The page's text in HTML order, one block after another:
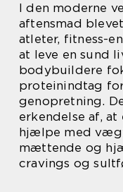
I den moderne
aftensmad
atleter, fitness-
at leve en sund
bodybuildere
proteinindtag
genopretning.
erkendelse af,
hjælpe med
mættende og
cravings og